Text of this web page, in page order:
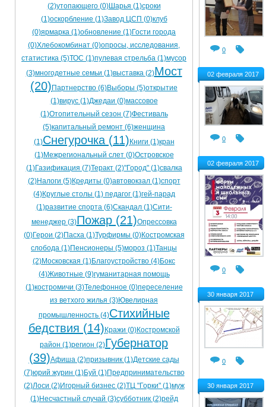
Ограничения движения транспорта на майские
Электронные транспортные карты
0
02 февраля 2017
0
02 февраля 2017
0
30 января 2017
0
30 января 2017
(2)утопающего (0)Шарья (1)сроки
(1)оскорбление (1)Завод ЦСП (0)клуб
(0)ярмарка (1)обновление (1)Гости города
(0)Хлебокомбинат (0)опросы, исследования,
статистика (5)ТОС (1)пулевая стрельба (1)мусор
(3)многодетные семьи (1)выставка (2)Мост
(20) Партнерство (6)Выборы (5)открытие
(1)вирус (1)Джедаи (0)массовое
(1)Отопительный сезон (7)Фестиваль
(5)капитальный ремонт (6)женщина
(1)Снегурочка (11) Книги (1)кран
(1)Межрегиональный слет (0)Островское
(1)Газификация (7)Теракт (2)"Город" (1)свалка
(2)Налоги (5)Кредиты (0)автовокзал (1)спорт
(4)Круглые столы (1)педагог (1)гей-парад
(1)развитие спорта (6)Скандал (1)Сити-
менеджер (3)Пожар (21)Опрессовка
(0)Герои (2)Пасха (1)Турфирмы (0)Костромская
слобода (1)Пенсионеры (5)мороз (1)Танцы
(2)Московская (1)Благоустройство (4)Бокс
(4)Животные (9)гуманитарная помощь
(1)костромичи (3)Телефонное (0)переселение
из ветхого жилья (3)Ювелирная
промышленность (4)Стихийные
бедствия (14) Кражи (0)Костромской
район (1)регион (2)Губернатор
(39)Афиша (2)призывник (1)Детские сады
(7)юрий журин (1)Буй (1)Предпринимательство
(2)Лоси (2)Игорный бизнес (2)ТЦ "Горки" (1)муж
(1)Несчастный случай (3)субботник (2)рейд